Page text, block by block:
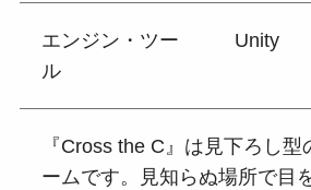
エンジン・ツー
ル
Unity
『Cross the C』は見下ろし
ームです。見知らぬ場所で目